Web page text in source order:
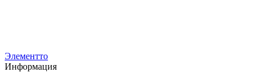
Элементто
Информация